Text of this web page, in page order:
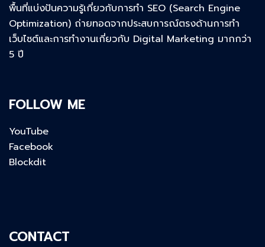
พื้นที่แบ่งปันความรู้เกี่ยวกับการทำ SEO (Search Engine
Optimization) ถ่ายทอดจากประสบการณ์ตรงด้านการทำ
เว็บไซต์และการทำงานเกี่ยวกับ Digital Marketing มากกว่า
5 ปี
FOLLOW ME
YouTube
Facebook
Blockdit
CONTACT